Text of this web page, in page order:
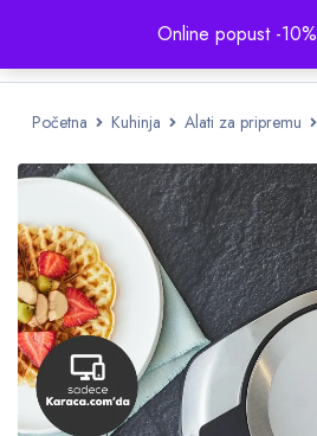
Online popust -10%
Početna Kuhinja Alati za pripremu